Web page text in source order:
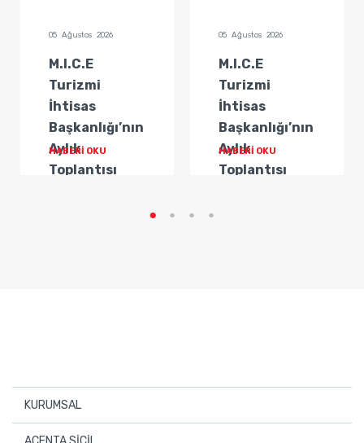
05 Ağustos 2026
M.I.C.E
Turizmi
İhtisas
Başkanlığı’nın
Aylık
Toplantısı
HABERİ OKU
05 Ağustos 2026
M.I.C.E
Turizmi
İhtisas
Başkanlığı’nın
Aylık
Toplantısı
HABERİ OKU
KURUMSAL
Hakkımızda